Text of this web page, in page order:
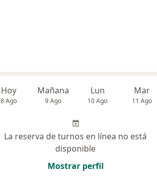
Hoy
8 Ago
Mañana
9 Ago
Lun
10 Ago
Mar
11 Ago
La reserva de turnos en línea no está
disponible
Mostrar perfil